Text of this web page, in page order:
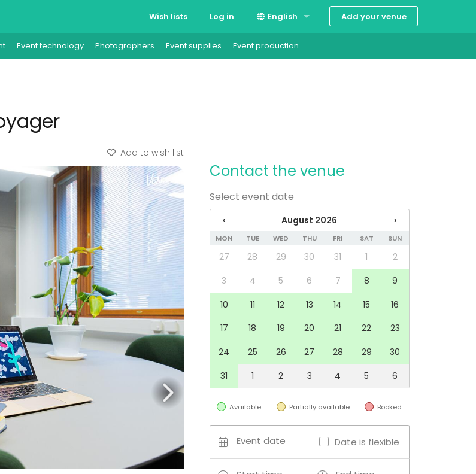
Wish lists Log in English
Suomi
Add your venue
Event technology Photographers Event supplies Event production
Add to wish list
Contact the venue
Select event date
‹ August 2026 ›
MON TUE WED THU FRI SAT SUN
27 28 29 30 31 1
2
3
4 5 6 7 8
9
10
11 12 13 14 15
16
17
18 19 20 21 22
23
24
25 26 27 28 29
30
31
1 2 3 4 5 6
Available Partially available Booked
Event date Date is flexible